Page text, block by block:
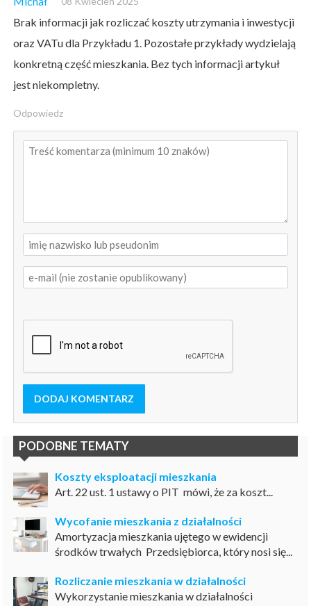
Brak informacji jak rozliczać koszty utrzymania i inwestycji
oraz VATu dla Przykładu 1. Pozostałe przykłady wydzielają
konkretną część mieszkania. Bez tych informacji artykuł
jest niekompletny.
Odpowiedz
DODAJ KOMENTARZ
PODOBNE TEMATY
Koszty eksploatacji mieszkania
Art. 22 ust. 1 ustawy o PIT mówi, że za koszt...
Wycofanie mieszkania z działalności
Amortyzacja mieszkania ujętego w ewidencji
środków trwałych Przedsiębiorca, który nosi się...
Rozliczanie mieszkania w działalności
Wykorzystanie mieszkania w działalności